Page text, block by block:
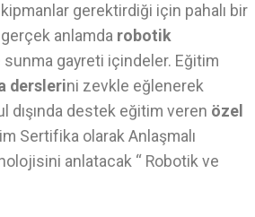
gerektirdiği için pahalı bir
anlamda robotik
sunma gayreti içindeler. Eğitim
derslerini zevkle eğlenerek
destek eğitim veren özel
Sertifika olarak Anlaşmalı
anlatacak “ Robotik ve